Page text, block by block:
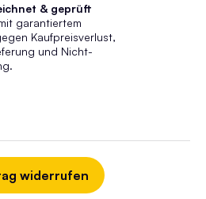
& geprüft
garantiertem
Kaufpreisverlust,
und Nicht-
widerrufen